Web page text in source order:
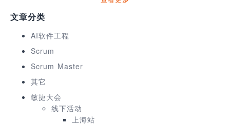
文章分类
AI软件工程
Scrum
Scrum Master
其它
敏捷大会
线下活动
上海站